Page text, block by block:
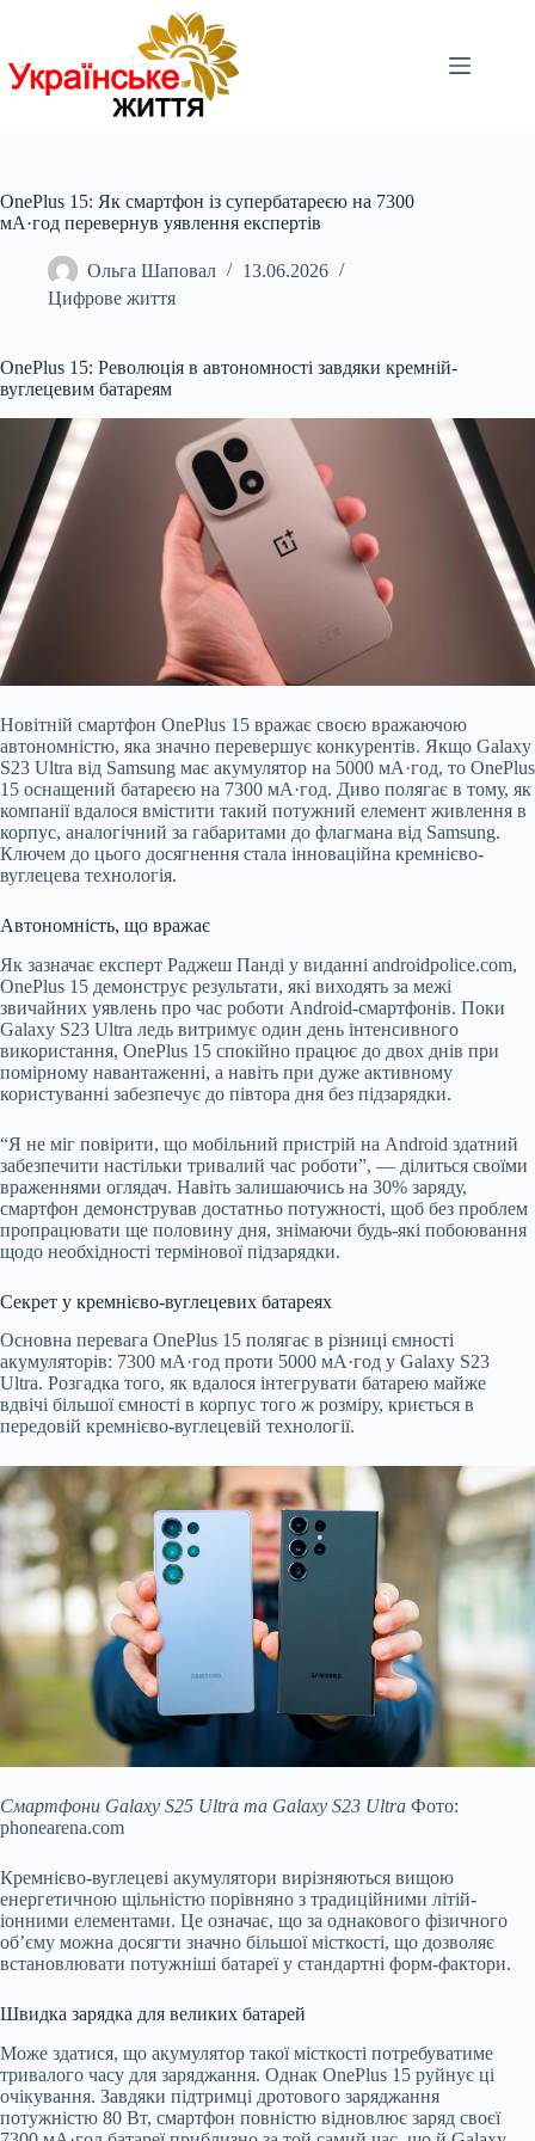
OnePlus 15: Як смартфон із супербатареєю на 7300
мА·год перевернув уявлення експертів
Ольга Шаповал
13.06.2026
Цифрове життя
OnePlus 15: Революція в автономності завдяки кремній-
вуглецевим батареям
Новітній смартфон OnePlus 15 вражає своєю вражаючою
автономністю, яка значно перевершує конкурентів. Якщо Galaxy
S23 Ultra від Samsung має акумулятор на 5000 мА·год, то OnePlus
15 оснащений батареєю на 7300 мА·год. Диво полягає в тому, як
компанії вдалося вмістити такий потужний елемент живлення в
корпус, аналогічний за габаритами до флагмана від Samsung.
Ключем до цього досягнення стала інноваційна кремнієво-
вуглецева технологія.
Автономність, що вражає
Як зазначає експерт Раджеш Панді у виданні androidpolice.com,
OnePlus 15 демонструє результати, які виходять за межі
звичайних уявлень про час роботи Android-смартфонів. Поки
Galaxy S23 Ultra ледь витримує один день інтенсивного
використання, OnePlus 15 спокійно працює до двох днів при
помірному навантаженні, а навіть при дуже активному
користуванні забезпечує до півтора дня без підзарядки.
“Я не міг повірити, що мобільний пристрій на Android здатний
забезпечити настільки тривалий час роботи”, — ділиться своїми
враженнями оглядач. Навіть залишаючись на 30% заряду,
смартфон демонстрував достатньо потужності, щоб без проблем
пропрацювати ще половину дня, знімаючи будь-які побоювання
щодо необхідності термінової підзарядки.
Секрет у кремнієво-вуглецевих батареях
Основна перевага OnePlus 15 полягає в різниці ємності
акумуляторів: 7300 мА·год проти 5000 мА·год у Galaxy S23
Ultra. Розгадка того, як вдалося інтегрувати батарею майже
вдвічі більшої ємності в корпус того ж розміру, криється в
передовій кремнієво-вуглецевій технології.
Смартфони Galaxy S25 Ultra та Galaxy S23 Ultra Фото:
phonearena.com
Кремнієво-вуглецеві акумулятори вирізняються вищою
енергетичною щільністю порівняно з традиційними літій-
іонними елементами. Це означає, що за однакового фізичного
об’єму можна досягти значно більшої місткості, що дозволяє
встановлювати потужніші батареї у стандартні форм-фактори.
Швидка зарядка для великих батарей
Може здатися, що акумулятор такої місткості потребуватиме
тривалого часу для заряджання. Однак OnePlus 15 руйнує ці
очікування. Завдяки підтримці дротового заряджання
потужністю 80 Вт, смартфон повністю відновлює заряд своєї